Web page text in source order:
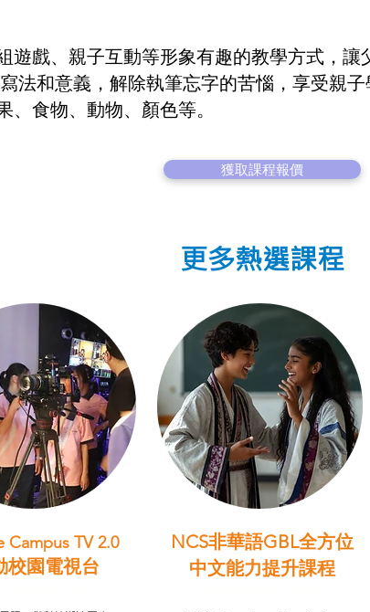
遊戲、親子互動等形象有趣的教學方式，
法和意義，解除執筆忘字的苦惱，享受親
、食物、動物、顏色等。
獲取課程報價
更多熱選課程
Campus TV 2.0
校園電視台
NCS非華語GBL全方位
中文能力提升課程